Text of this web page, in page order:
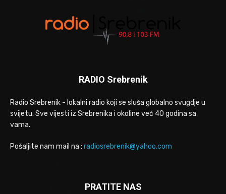
RADIO Srebrenik
Radio Srebrenik - lokalni radio koji se sluša globalno svugdje u
svijetu. Sve vijesti iz Srebrenika i okoline već 40 godina sa
vama.
Pošaljite nam mail na : radiosrebrenik@yahoo.com
PRATITE NAS